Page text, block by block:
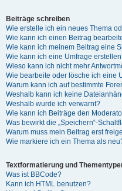
Beiträge schreiben
Wie erstelle ich ein neues Thema
Wie kann ich einen Beitrag
Wie kann ich meinem Beitrag eine
Wie kann ich eine Umfrage
Wieso kann ich nicht mehr
Wie bearbeite oder lösche ich eine
Warum kann ich auf bestimmte
Weshalb kann ich keine
Weshalb wurde ich verwarnt?
Wie kann ich Beiträge den
Was bewirkt die „Speichern“-
Warum muss mein Beitrag erst
Wie markiere ich ein Thema als
Textformatierung und
Was ist BBCode?
Kann ich HTML benutzen?